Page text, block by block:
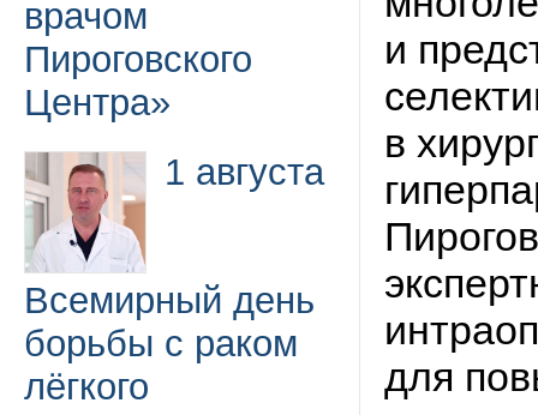
врачом
Пироговского
Центра»
1 августа
Всемирный день
борьбы с раком
лёгкого
и
в
для